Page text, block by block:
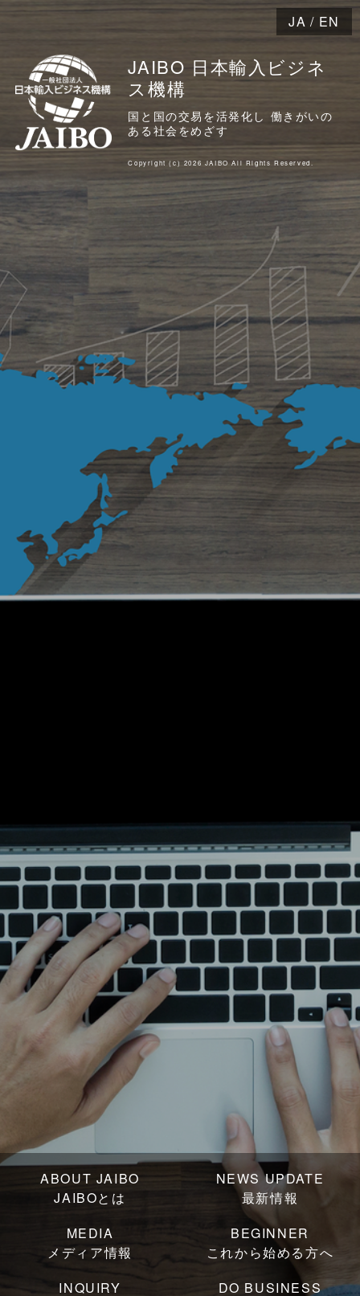
JAIBO 日本輸入ビジネ
ス機構
国と国の交易を活発化し 働きがいの
ある社会をめざす
Copyright (c) 2026 JAIBO All Rights Reserved.
ABOUT JAIBO
JAIBOとは
NEWS UPDATE
最新情報
MEDIA
メディア情報
BEGINNER
これから始める方へ
INQUIRY
DO BUSINESS
JA / EN